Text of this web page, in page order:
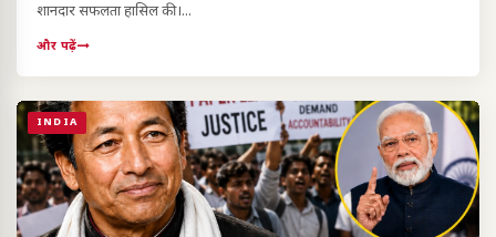
शानदार सफलता हासिल की।...
और पढ़ें
INDIA